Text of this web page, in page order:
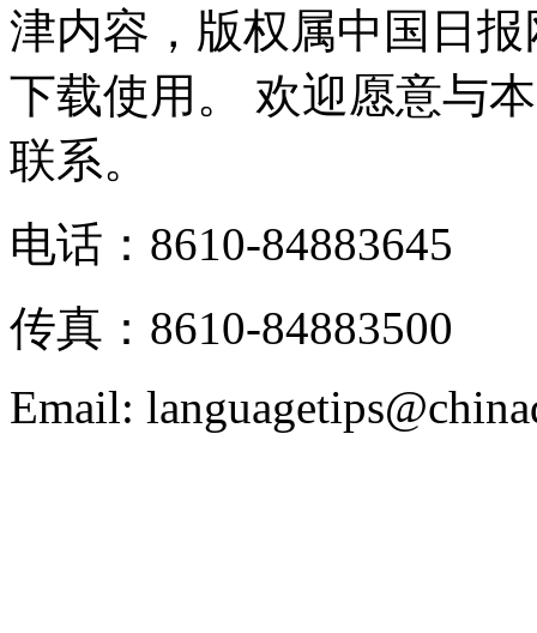
津内容，版权属中国日
下载使用。 欢迎愿意与
联系。
电话：8610-84883645
传真：8610-84883500
Email: